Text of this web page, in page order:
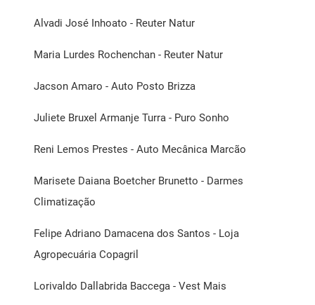
Alvadi José Inhoato - Reuter Natur
Maria Lurdes Rochenchan - Reuter Natur
Jacson Amaro - Auto Posto Brizza
Juliete Bruxel Armanje Turra - Puro Sonho
Reni Lemos Prestes - Auto Mecânica Marcão
Marisete Daiana Boetcher Brunetto - Darmes
Climatização
Felipe Adriano Damacena dos Santos - Loja
Agropecuária Copagril
Lorivaldo Dallabrida Baccega - Vest Mais